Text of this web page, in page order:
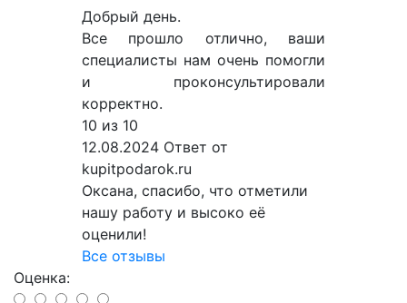
Добрый день.
Все прошло отлично, ваши
специалисты нам очень помогли
и проконсультировали
корректно.
10 из 10
12.08.2024 Ответ от
kupitpodarok.ru
Оксана, спасибо, что отметили
нашу работу и высоко её
оценили!
Все отзывы
Оценка: